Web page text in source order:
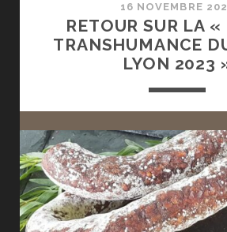
16 NOVEMBRE
RETOUR SUR LA
TRANSHUMANCE
LYON 2023